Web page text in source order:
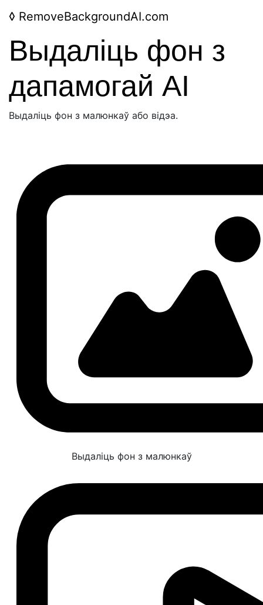
◊ RemoveBackgroundAI.com
Выдаліць фон з
дапамогай AI
Выдаліць фон з малюнкаў або відэа.
Выдаліць фон з малюнкаў